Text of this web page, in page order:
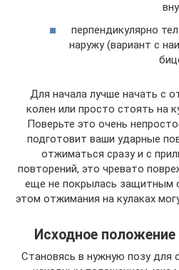
перпендикулярно
наружу (вариант с
Для начала лучше начать с
колен или просто стоять на
Поверьте это очень
подготовит ваши ударные
отжиматься сразу и с
повторений, это чревато
еще не покрылась защитным
этом отжимания на кулаках
Исходное
Становясь в нужную позу для